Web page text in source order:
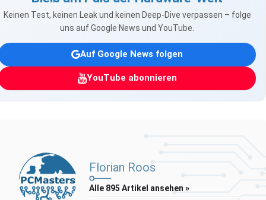
Keinen Test, keinen Leak und keinen Deep-Dive verpassen – folge
uns auf Google News und YouTube.
Auf Google News folgen
YouTube abonnieren
Florian Roos
Alle 895 Artikel ansehen »